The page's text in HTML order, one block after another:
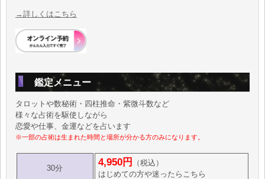
→詳しくはこちら
鑑定メニュー
タロットや数秘術・四柱推命・紫微斗数など
様々な占術を駆使しながら
恋愛や仕事、金運などを占います
※一部の占術は生まれた時間と場所が分かる方のみになります。
30分
4,950円
（税込）
はじめての方や迷ったらこちら